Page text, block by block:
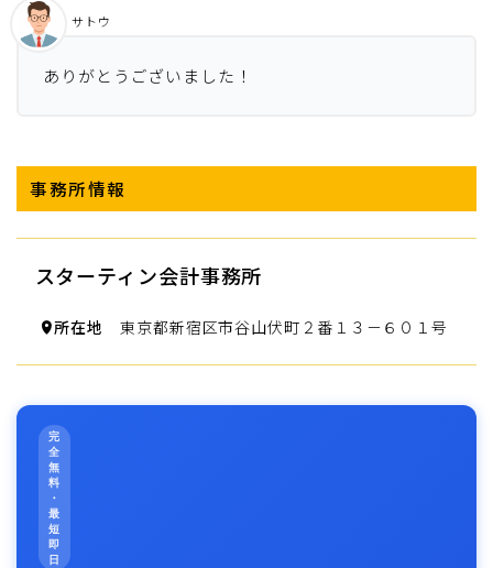
ありがとうございました！
サトウ
事務所情報
スターティン会計事務所
所在地 東京都新宿区市谷山伏町２番１３－６０１号
完
全
無
料
・
最
短
即
日